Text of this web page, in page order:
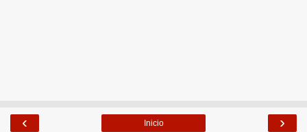
‹ ›
Inicio